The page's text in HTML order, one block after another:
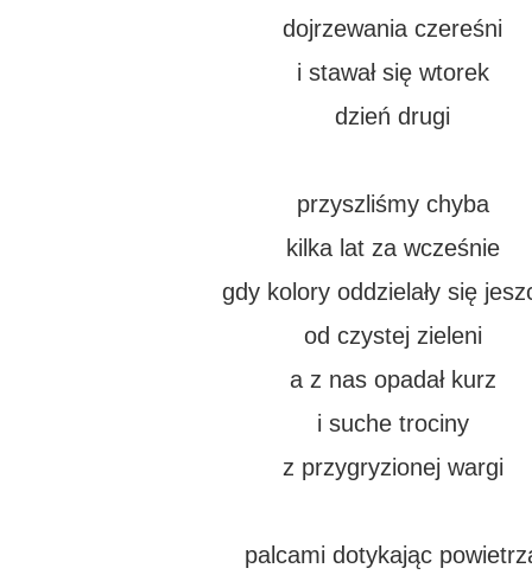
dojrzewania czereśni
i stawał się wtorek
dzień drugi
przyszliśmy chyba
kilka lat za wcześnie
gdy kolory oddzielały się
od czystej zieleni
a z nas opadał kurz
i suche trociny
z przygryzionej wargi
palcami dotykając